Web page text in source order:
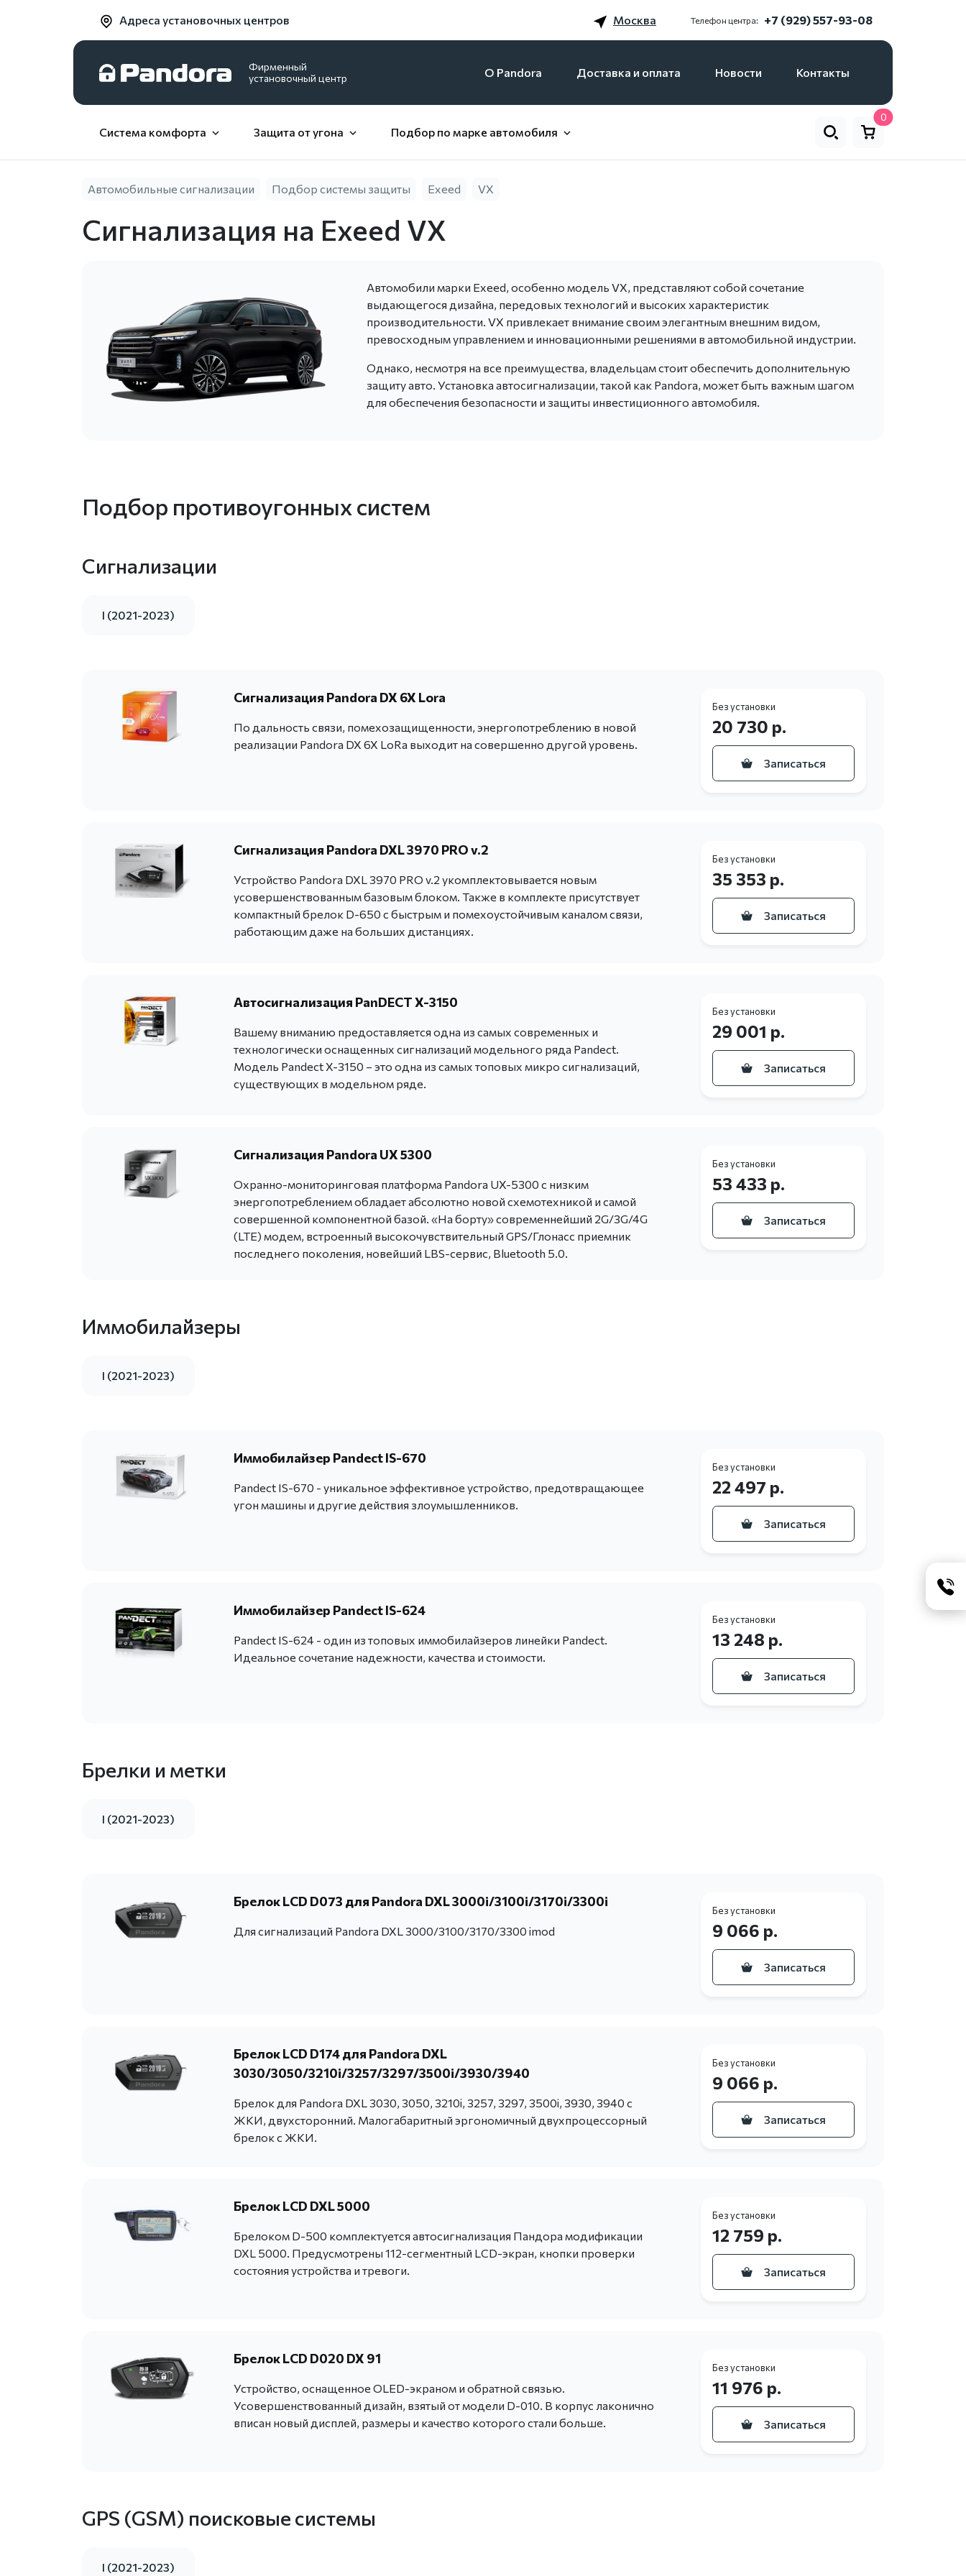
Адреса установочных центров Москва Телефон центра: +7 (929) 557-93-08
Фирменный
установочный центр
O Pandora Доставка и оплата Новости Контакты
Система комфорта Защита от угона Подбор по марке автомобиля
0
Автомобильные сигнализации Подбор системы защиты Exeed VX
Сигнализация на Exeed VX
Автомобили марки Exeed, особенно модель VX, представляют собой сочетание
выдающегося дизайна, передовых технологий и высоких характеристик
производительности. VX привлекает внимание своим элегантным внешним видом,
превосходным управлением и инновационными решениями в автомобильной индустрии.
Однако, несмотря на все преимущества, владельцам стоит обеспечить дополнительную
защиту авто. Установка автосигнализации, такой как Pandora, может быть важным шагом
для обеспечения безопасности и защиты инвестиционного автомобиля.
Подбор противоугонных систем
Сигнализации
I (2021-2023)
Сигнализация Pandora DX 6X Lora
По дальность связи, помехозащищенности, энергопотреблению в новой
реализации Pandora DX 6X LoRa выходит на совершенно другой уровень.
Без установки
20 730 р.
Записаться
Сигнализация Pandora DXL 3970 PRO v.2
Устройство Pandora DXL 3970 PRO v.2 укомплектовывается новым
усовершенствованным базовым блоком. Также в комплекте присутствует
компактный брелок D-650 с быстрым и помехоустойчивым каналом связи,
работающим даже на больших дистанциях.
Без установки
35 353 р.
Записаться
Автосигнализация PanDECT X-3150
Вашему вниманию предоставляется одна из самых современных и
технологически оснащенных сигнализаций модельного ряда Pandect.
Модель Pandect X-3150 – это одна из самых топовых микро сигнализаций,
существующих в модельном ряде.
Без установки
29 001 р.
Записаться
Сигнализация Pandora UX 5300
Охранно-мониторинговая платформа Pandora UX-5300 с низким
энергопотреблением обладает абсолютно новой схемотехникой и самой
совершенной компонентной базой. «На борту» современнейший 2G/3G/4G
(LTE) модем, встроенный высокочувствительный GPS/Глонасс приемник
последнего поколения, новейший LBS-сервис, Bluetooth 5.0.
Без установки
53 433 р.
Записаться
Иммобилайзеры
I (2021-2023)
Иммобилайзер Pandect IS-670
Pandect IS-670 - уникальное эффективное устройство, предотвращающее
угон машины и другие действия злоумышленников.
Без установки
22 497 р.
Записаться
Иммобилайзер Pandect IS-624
Pandect IS-624 - один из топовых иммобилайзеров линейки Pandect.
Идеальное сочетание надежности, качества и стоимости.
Без установки
13 248 р.
Записаться
Брелки и метки
I (2021-2023)
Брелок LCD D073 для Pandora DXL 3000i/3100i/3170i/3300i
Для сигнализаций Pandora DXL 3000/3100/3170/3300 imod
Без установки
9 066 р.
Записаться
Брелок LCD D174 для Pandora DXL
3030/3050/3210i/3257/3297/3500i/3930/3940
Брелок для Pandora DXL 3030, 3050, 3210i, 3257, 3297, 3500i, 3930, 3940 с
ЖКИ, двухсторонний. Малогабаритный эргономичный двухпроцессорный
брелок с ЖКИ.
Без установки
9 066 р.
Записаться
Брелок LCD DXL 5000
Брелоком D-500 комплектуется автосигнализация Пандора модификации
DXL 5000. Предусмотрены 112-сегментный LCD-экран, кнопки проверки
состояния устройства и тревоги.
Без установки
12 759 р.
Записаться
Брелок LCD D020 DX 91
Устройство, оснащенное OLED-экраном и обратной связью.
Усовершенствованный дизайн, взятый от модели D-010. В корпус лаконично
вписан новый дисплей, размеры и качество которого стали больше.
Без установки
11 976 р.
Записаться
GPS (GSM) поисковые системы
I (2021-2023)